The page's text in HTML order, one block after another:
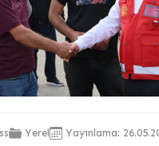
Yerel Yayınlama: